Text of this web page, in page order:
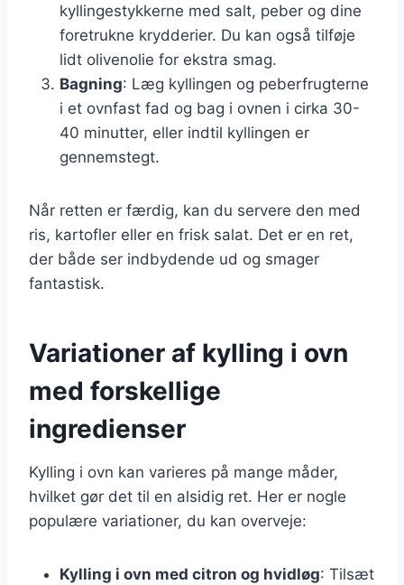
kyllingestykkerne med salt, peber og dine
foretrukne krydderier. Du kan også tilføje
lidt olivenolie for ekstra smag.
Bagning: Læg kyllingen og peberfrugterne
i et ovnfast fad og bag i ovnen i cirka 30-
40 minutter, eller indtil kyllingen er
gennemstegt.
Når retten er færdig, kan du servere den med
ris, kartofler eller en frisk salat. Det er en ret,
der både ser indbydende ud og smager
fantastisk.
Variationer af kylling i ovn
med forskellige
ingredienser
Kylling i ovn kan varieres på mange måder,
hvilket gør det til en alsidig ret. Her er nogle
populære variationer, du kan overveje:
Kylling i ovn med citron og hvidløg: Tilsæt